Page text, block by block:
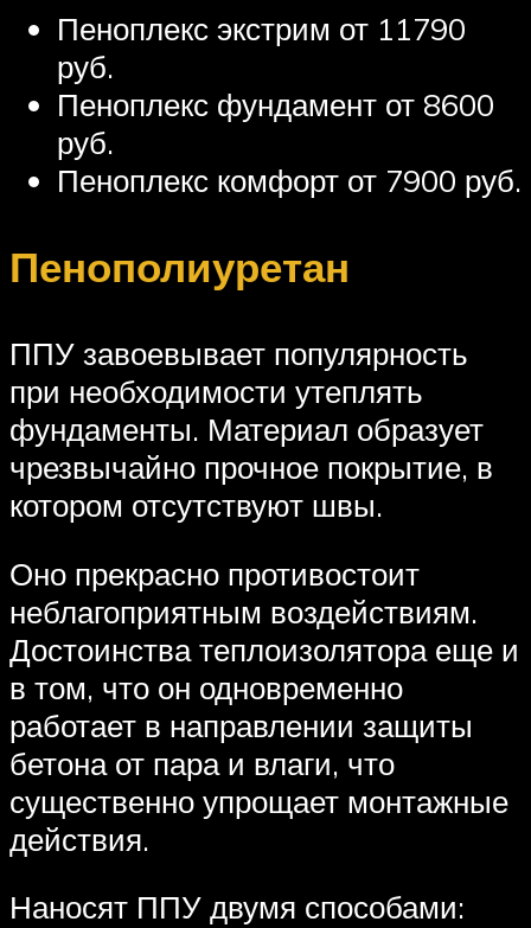
Пеноплекс экстрим от 11790
руб.
Пеноплекс фундамент от 8600
руб.
Пеноплекс комфорт от 7900 руб.
Пенополиуретан
ППУ завоевывает популярность
при необходимости утеплять
фундаменты. Материал образует
чрезвычайно прочное покрытие, в
котором отсутствуют швы.
Оно прекрасно противостоит
неблагоприятным воздействиям.
Достоинства теплоизолятора еще и
в том, что он одновременно
работает в направлении защиты
бетона от пара и влаги, что
существенно упрощает монтажные
действия.
Наносят ППУ двумя способами: